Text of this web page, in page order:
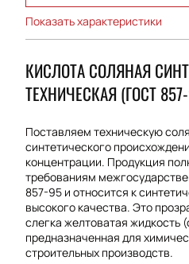
Показать характеристики
КИСЛОТА СОЛЯНАЯ
ТЕХНИЧЕСКАЯ (ГОСТ
Поставляем техническую
синтетического
концентрации. Продукция
требованиям
857-95 и относится к
высокого качества. Это
слегка желтоватая жидкость
предназначенная для
строительных производств.